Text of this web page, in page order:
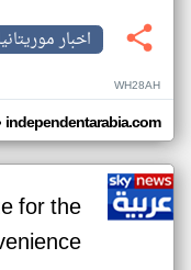
اخبار
WH28AH
independentarabia.com
for the